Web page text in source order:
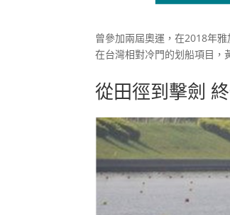
曾參加兩屆奧運，在2018年
在台灣相對冷門的划船項目，
從田徑到擊劍